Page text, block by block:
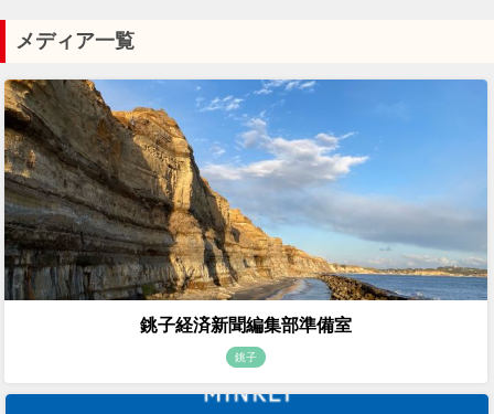
メディア一覧
銚子経済新聞編集部準備室
銚子